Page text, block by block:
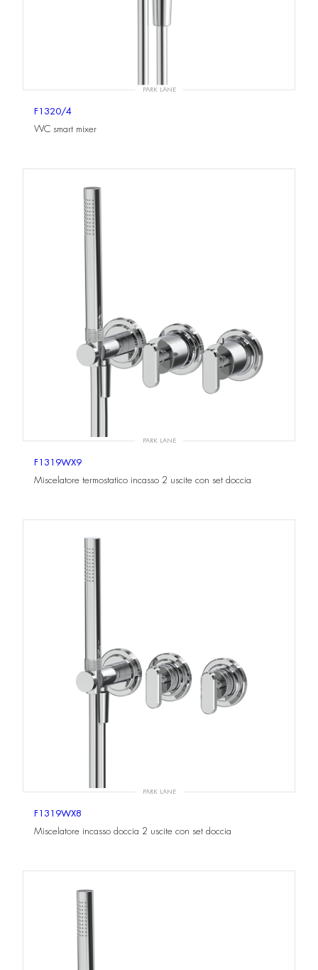
PARK LANE
F1320/4
WC smart mixer
PARK LANE
F1319WX9
Miscelatore termostatico incasso 2 uscite con set doccia
PARK LANE
F1319WX8
Miscelatore incasso doccia 2 uscite con set doccia